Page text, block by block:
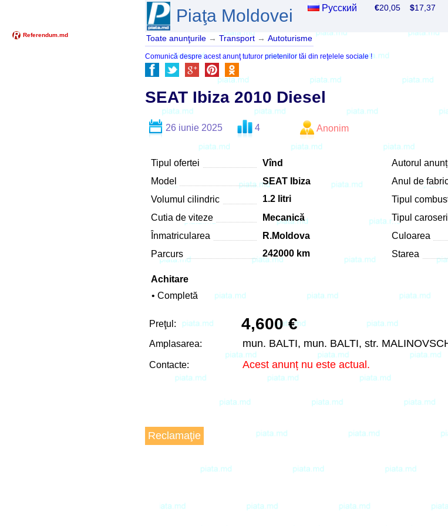
Piaţa Moldovei Русский €20,05$17,37
Toate anunţurile → Transport → Autoturisme
Comunică despre acest anunţ tuturor prietenilor tăi din reţelele sociale !
SEAT Ibiza 2010 Diesel
26 iunie 2025 4 Anonim
Tipul ofertei Vînd Autorul
Model
SEAT Ibiza Anul de
Volumul cilindric
1.2 litri Tipul
Cutia de viteze
Mecanică Tipul
Înmatricularea
R.Moldova Culoarea
Parcurs
242000 km Starea
Achitare
• Completă
Preţul: 4,600 €
Amplasarea: mun. BALTI, mun. BALTI, str.
Contacte: Acest anunț nu este actual.
Reclamaţie